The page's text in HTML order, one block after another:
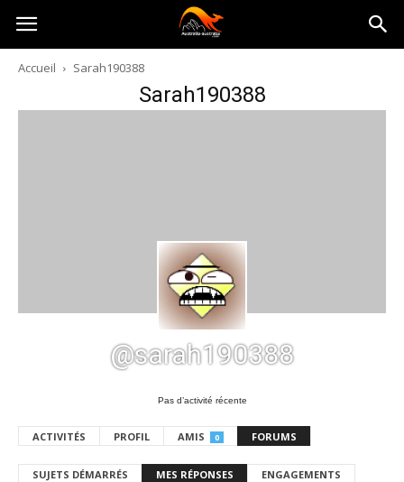
Australia-
australie.com
Accueil Sarah190388
Sarah190388
@sarah190388
Pas d’activité récente
ACTIVITÉS PROFIL AMIS 0 FORUMS
SUJETS DÉMARRÉS MES RÉPONSES ENGAGEMENTS